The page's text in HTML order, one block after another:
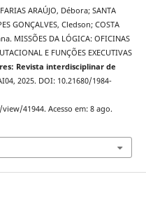
ARAÚJO, Débora; SANTA
GONÇALVES, Cledson; COSTA
MISSÕES DA LÓGICA: OFICINAS
E FUNÇÕES EXECUTIVAS
Revista interdisciplinar de
2025. DOI: 10.21680/1984-
41944. Acesso em: 8 ago.